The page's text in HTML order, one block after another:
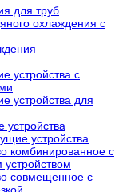
для труб
охлаждения с
устройства с
устройства для
устройства
устройства
комбинированное с
совмещенное с